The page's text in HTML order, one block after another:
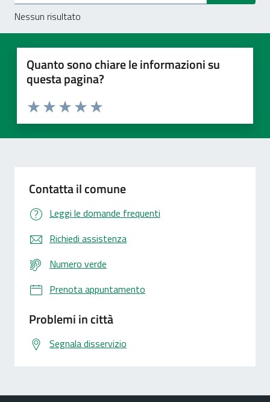
Nessun risultato
Quanto sono chiare le informazioni su
questa pagina?
Valuta 5 stelle su 5
Valuta 4 stelle su 5
Valuta 3 stelle su 5
Valuta 2 stelle su 5
Valuta 1 stelle su 5
Contatta il comune
Leggi le domande frequenti
Richiedi assistenza
Numero verde
Prenota appuntamento
Problemi in città
Segnala disservizio